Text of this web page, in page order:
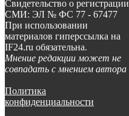
Свидетельство о регистрации
СМИ: ЭЛ № ФС 77 - 67477
При использовании
материалов гиперссылка на
IF24.ru обязательна.
Мнение редакции может не
совпадать с мнением автора
Политика
конфиденциальности